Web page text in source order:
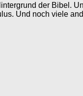
der Bibel.
Und noch viele